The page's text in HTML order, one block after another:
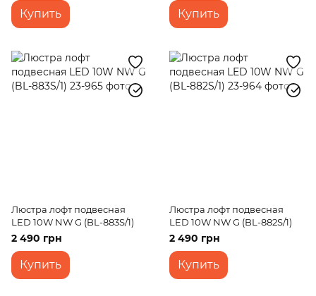
Купить Купить
Люстра лофт подвесная
LED 10W NW G (BL-883S/1)
2 490 грн
Купить
Люстра лофт подвесная
LED 10W NW G (BL-882S/1)
2 490 грн
Купить